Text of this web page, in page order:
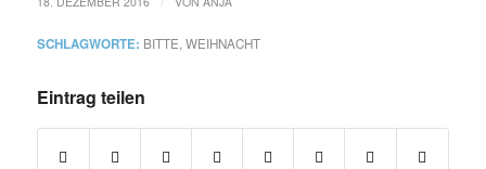
SCHLAGWORTE: BITTE, WEIHNACHT
Eintrag teilen